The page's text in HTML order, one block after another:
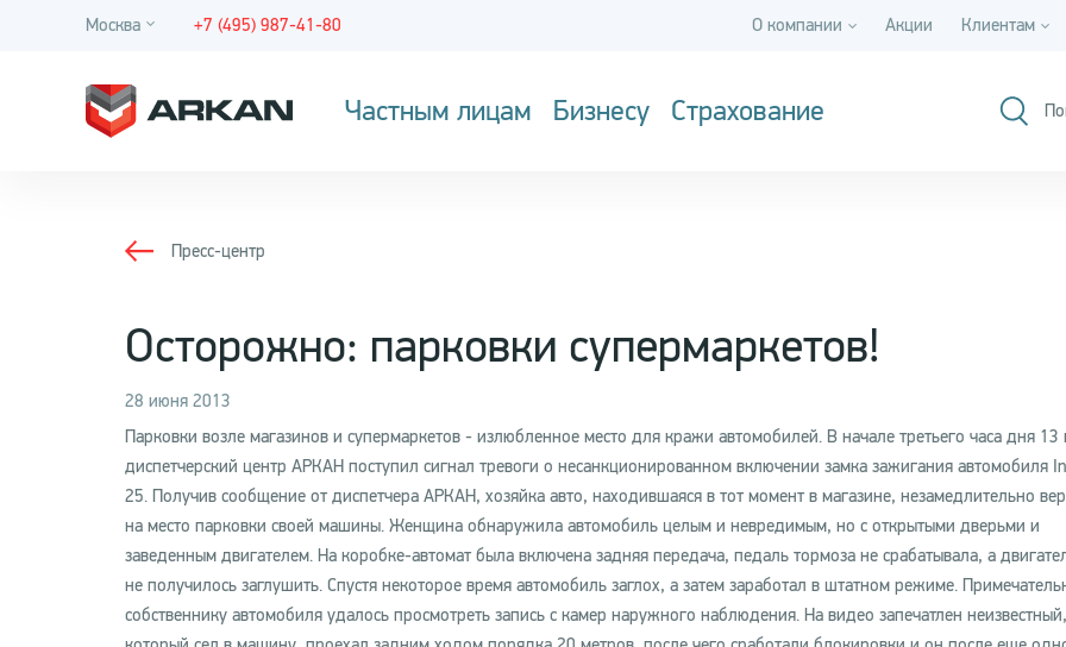
Москва +7 (495) 987-41-80 О компании Акции Клиентам
Частным лицам Бизнесу Страхование
Пресс-центр
Осторожно: парковки супермаркетов!
28 июня 2013
Парковки возле магазинов и супермаркетов - излюбленное место для кражи автомобилей. В начале третьего часа дня 13
диспетчерский центр АРКАН поступил сигнал тревоги о несанкционированном включении замка зажигания автомобиля
25. Получив сообщение от диспетчера АРКАН, хозяйка авто, находившаяся в тот момент в магазине, незамедлительно
на место парковки своей машины. Женщина обнаружила автомобиль целым и невредимым, но с открытыми дверьми и
заведенным двигателем. На коробке-автомат была включена задняя передача, педаль тормоза не срабатывала, а
не получилось заглушить. Спустя некоторое время автомобиль заглох, а затем заработал в штатном режиме.
собственнику автомобиля удалось просмотреть запись с камер наружного наблюдения. На видео запечатлен неизвестный,